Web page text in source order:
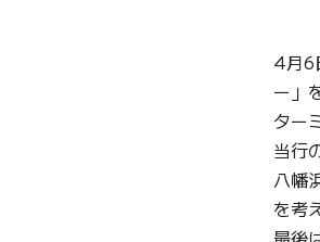
4月6
ー」
ター
当行
八幡
を考